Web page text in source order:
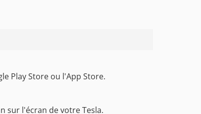
Play Store ou l'App Store.
sur l'écran de votre Tesla.